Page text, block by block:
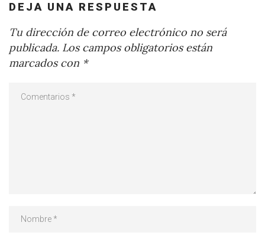
DEJA UNA RESPUESTA
Tu dirección de correo electrónico no será
publicada. Los campos obligatorios están
marcados con *